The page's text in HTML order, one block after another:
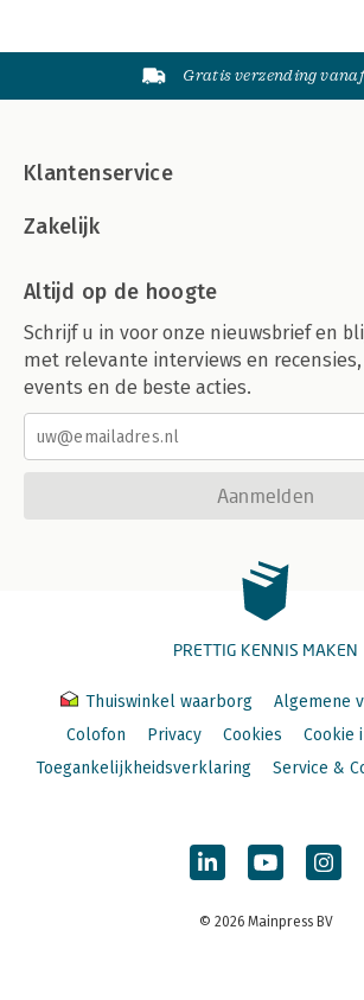
Gratis verzending
Klantenservice
Zakelijk
Altijd op de hoogte
Schrijf u in voor onze nieuwsbrief en
met relevante interviews en
events en de beste acties.
Aanmelden
PRETTIG KENNIS MAKEN
Thuiswinkel waarborg
Algemene
Colofon
Privacy Cookies
Cookie
Toegankelijkheidsverklaring
Service &
© 2026 Mainpress BV